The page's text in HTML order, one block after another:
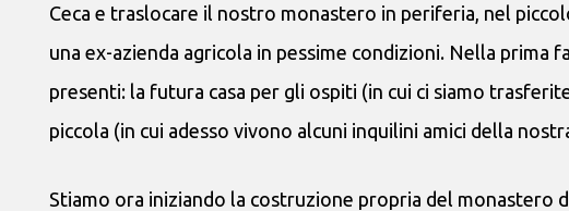
Ceca e traslocare il nostro monastero in periferia, nel
una ex-azienda agricola in pessime condizioni. Nella
presenti: la futura casa per gli ospiti (in cui ci siamo
piccola (in cui adesso vivono alcuni inquilini amici della
Stiamo ora iniziando la costruzione propria del monastero